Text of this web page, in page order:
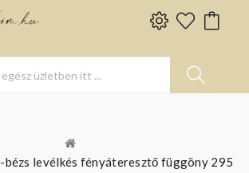
bézs levélkés fényáteresztő függöny 295